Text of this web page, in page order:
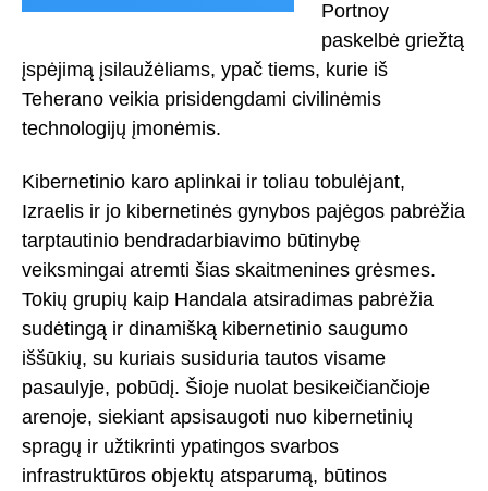
Portnoy
paskelbė griežtą
įspėjimą įsilaužėliams, ypač tiems, kurie iš
Teherano veikia prisidengdami civilinėmis
technologijų įmonėmis.
Kibernetinio karo aplinkai ir toliau tobulėjant,
Izraelis ir jo kibernetinės gynybos pajėgos pabrėžia
tarptautinio bendradarbiavimo būtinybę
veiksmingai atremti šias skaitmenines grėsmes.
Tokių grupių kaip Handala atsiradimas pabrėžia
sudėtingą ir dinamišką kibernetinio saugumo
iššūkių, su kuriais susiduria tautos visame
pasaulyje, pobūdį. Šioje nuolat besikeičiančioje
arenoje, siekiant apsisaugoti nuo kibernetinių
spragų ir užtikrinti ypatingos svarbos
infrastruktūros objektų atsparumą, būtinos